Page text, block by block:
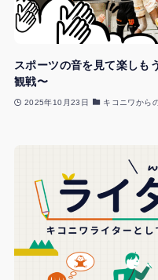
スポーツの音を見て楽しも
観戦〜
2025年10月23日 キコニワから